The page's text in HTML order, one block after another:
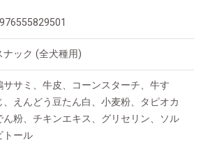
ナック (全犬種用)
ササミ、牛皮、コーンスターチ、牛す
、えんどう豆たん白、小麦粉、タピオカ
ん粉、チキンエキス、グリセリン、ソル
トール